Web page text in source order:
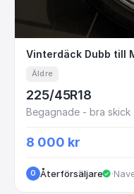
Vinterdäck
Vinterdäck Dubb till
Äldre
225/45R18
Begagnade - bra skick
8 000 kr
O Återförsäljare ·